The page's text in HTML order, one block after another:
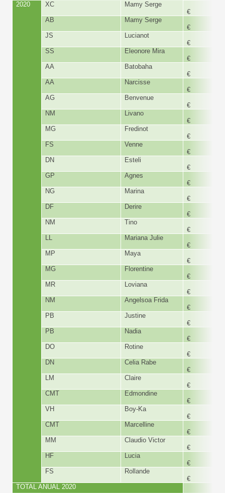
2020
XC Mamy Serge
€
AB
Mamy Serge
€
JS
Lucianot
€
SS
Eleonore Mira
€
AA
Batobaha
€
AA
Narcisse
€
AG
Benvenue
€
NM
Livano
€
MG
Fredinot
€
FS
Venne
€
DN
Esteli
€
GP
Agnes
€
NG
Marina
€
DF
Derire
€
NM
Tino
€
LL
Mariana Julie
€
MP
Maya
€
MG
Florentine
€
MR
Loviana
€
NM
Angelsoa Frida
€
PB
Justine
€
PB
Nadia
€
DO
Rotine
€
DN
Celia Rabe
€
LM
Claire
€
CMT
Edmondine
€
VH
Boy-Ka
€
CMT
Marcelline
€
MM
Claudio Victor
€
HF
Lucia
€
FS
Rollande
€
TOTAL ANUAL 2020